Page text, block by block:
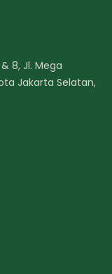
8, Jl. Mega
Jakarta Selatan,